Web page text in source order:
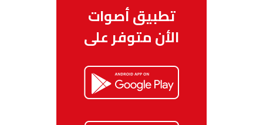
تطبيق أصوات
الأن متوفر على